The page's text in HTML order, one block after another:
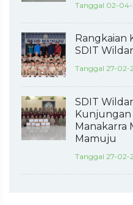
Tanggal 02-
Rangkaian
SDIT
Tanggal 27-02-
SDIT
Kunjungan
Manakarra
Mamuju
Tanggal 27-02-